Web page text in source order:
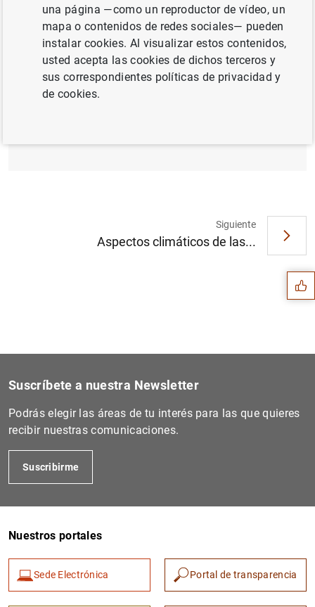
FINANZAS SOSTENIBLES GOBERNANZA
Documento completo
Siguiente
Aspectos climáticos de las... Sugerencias
Suscríbete a nuestra Newsletter
Podrás elegir las áreas de tu interés para las que quieres
recibir nuestras comunicaciones.
Suscribirme
Nuestros portales
Sede Electrónica Portal de transparencia
una página —como un reproductor de vídeo, un
mapa o contenidos de redes sociales— pueden
instalar cookies. Al visualizar estos contenidos,
usted acepta las cookies de dichos terceros y
sus correspondientes políticas de privacidad y
de cookies.